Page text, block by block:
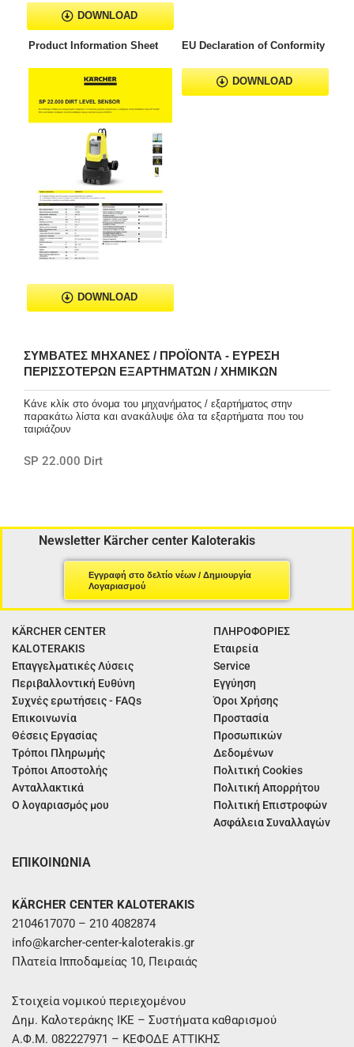
DOWNLOAD
Product Information Sheet
DOWNLOAD
EU Declaration of Conformity
DOWNLOAD
ΣΥΜΒΑΤΈΣ ΜΗΧΑΝΈΣ / ΠΡΟΪΌΝΤΑ - ΕΎΡΕΣΗ
ΠΕΡΙΣΣΌΤΕΡΩΝ ΕΞΑΡΤΗΜΆΤΩΝ / ΧΗΜΙΚΏΝ
Κάνε κλίκ στο όνομα του μηχανήματος / εξαρτήματος στην
παρακάτω λίστα και ανακάλυψε όλα τα εξαρτήματα που του
ταιριάζουν
SP 22.000 Dirt
Newsletter Kärcher center Kaloterakis
Εγγραφή στο δελτίο νέων / Δημιουργία
Λογαριασμού
KÄRCHER CENTER
KALOTERAKIS
Επαγγελματικές Λύσεις
Περιβαλλοντική Ευθύνη
Συχνές ερωτήσεις - FAQs
Επικοινωνία
Θέσεις Εργασίας
Τρόποι Πληρωμής
Τρόποι Αποστολής
Ανταλλακτικά
Ο λογαριασμός μου
ΠΛΗΡΟΦΟΡΙΕΣ
Εταιρεία
Service
Εγγύηση
Όροι Χρήσης
Προστασία
Προσωπικών
Δεδομένων
Πολιτική Cookies
Πολιτική Απορρήτου
Πολιτική Επιστροφών
Ασφάλεια Συναλλαγών
ΕΠΙΚΟΙΝΩΝΙΑ
KÄRCHER CENTER KALOTERAKIS
2104617070 – 210 4082874
info@karcher-center-kaloterakis.gr
Πλατεία Ιπποδαμείας 10, Πειραιάς
Στοιχεία νομικού περιεχομένου
Δημ. Καλοτεράκης ΙΚΕ – Συστήματα καθαρισμού
Α.Φ.Μ. 082227971 – ΚΕΦΟΔΕ ΑΤΤΙΚΗΣ